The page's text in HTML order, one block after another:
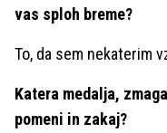
vas sploh breme?
To, da sem nekaterim
Katera medalja,
pomeni in zakaj?